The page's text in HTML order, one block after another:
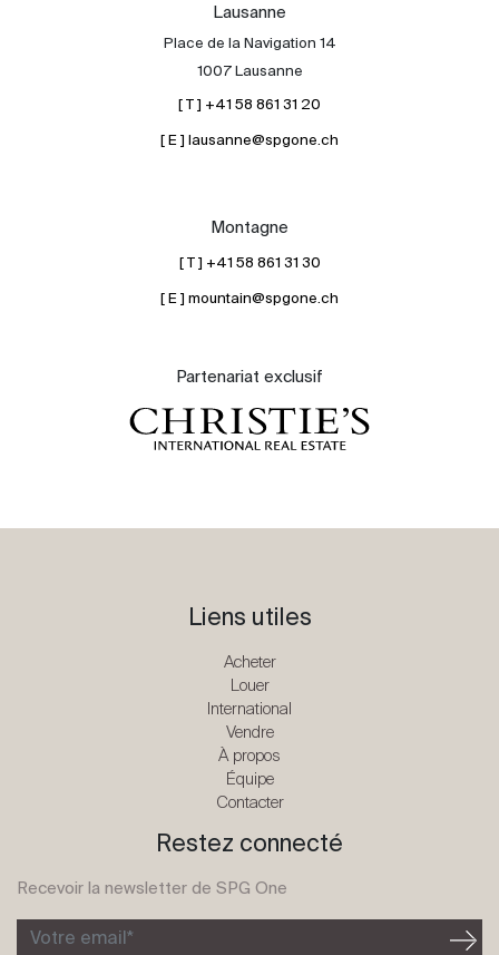
Lausanne
Place de la Navigation 14
1007 Lausanne
[ T ] +41 58 861 31 20
[ E ] lausanne@spgone.ch
Montagne
[ T ] +41 58 861 31 30
[ E ] mountain@spgone.ch
Partenariat exclusif
Liens utiles
Acheter
Louer
International
Vendre
À propos
Équipe
Contacter
Restez connecté
Recevoir la newsletter de SPG One
Votre email*